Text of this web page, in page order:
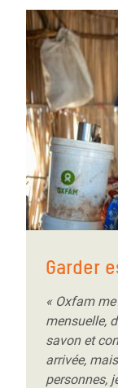
Garder
« Oxfam
mensuelle,
savon et
arrivée,
personnes,